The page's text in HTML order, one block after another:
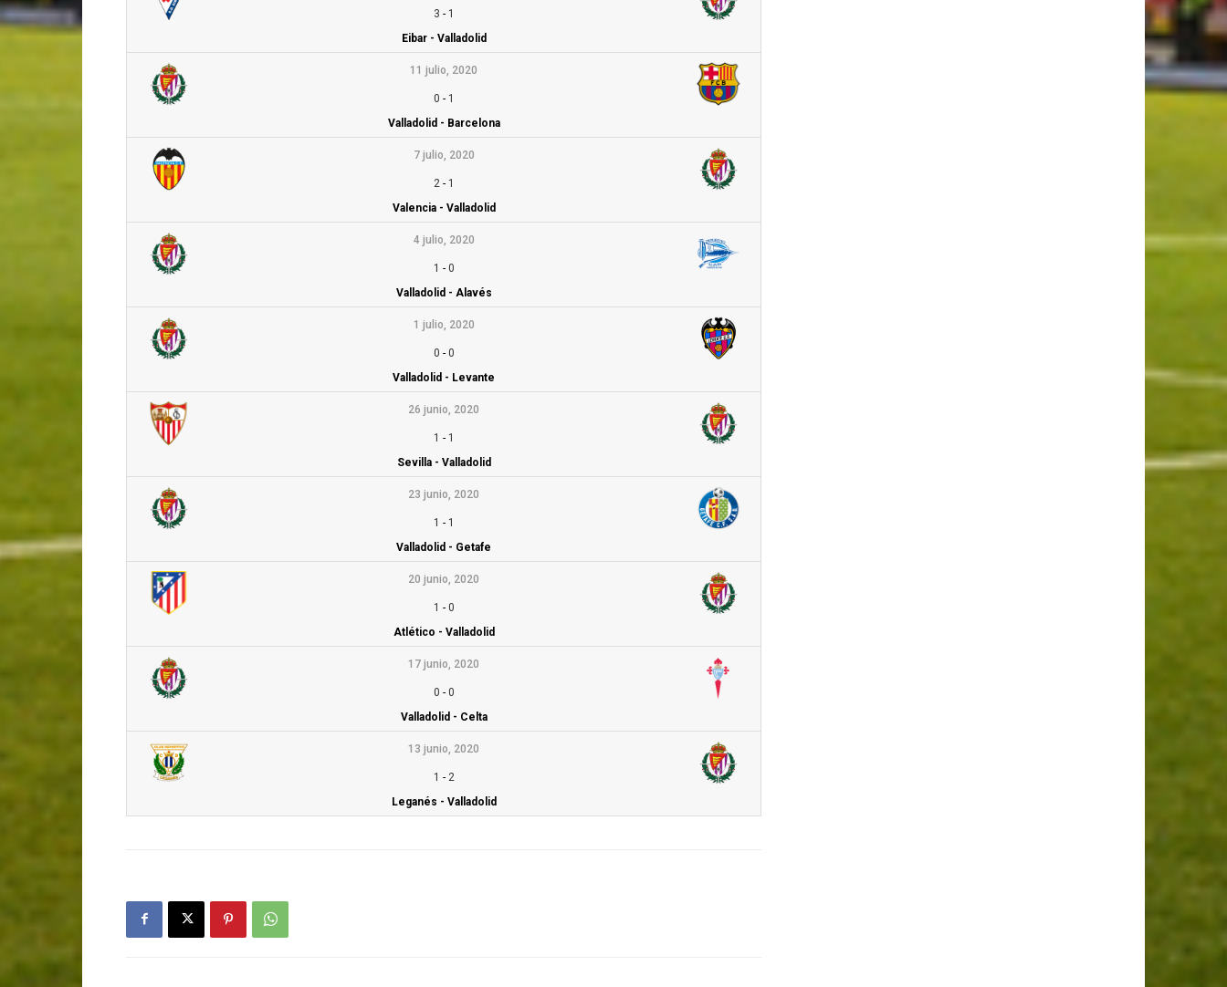
3 - 1
Eibar - Valladolid
11 julio, 2020
0 - 1
Valladolid - Barcelona
7 julio, 2020
2 - 1
Valencia - Valladolid
4 julio, 2020
1 - 0
Valladolid - Alavés
1 julio, 2020
0 - 0
Valladolid - Levante
26 junio, 2020
1 - 1
Sevilla - Valladolid
23 junio, 2020
1 - 1
Valladolid - Getafe
20 junio, 2020
1 - 0
Atlético - Valladolid
17 junio, 2020
0 - 0
Valladolid - Celta
13 junio, 2020
1 - 2
Leganés - Valladolid